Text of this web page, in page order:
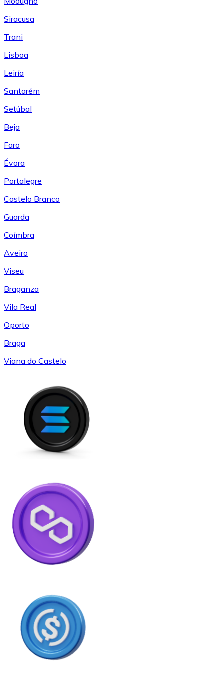
Siracusa
Trani
Lisboa
Leiría
Santarém
Setúbal
Beja
Faro
Évora
Portalegre
Castelo Branco
Guarda
Coímbra
Aveiro
Viseu
Braganza
Vila Real
Oporto
Braga
Viana do Castelo